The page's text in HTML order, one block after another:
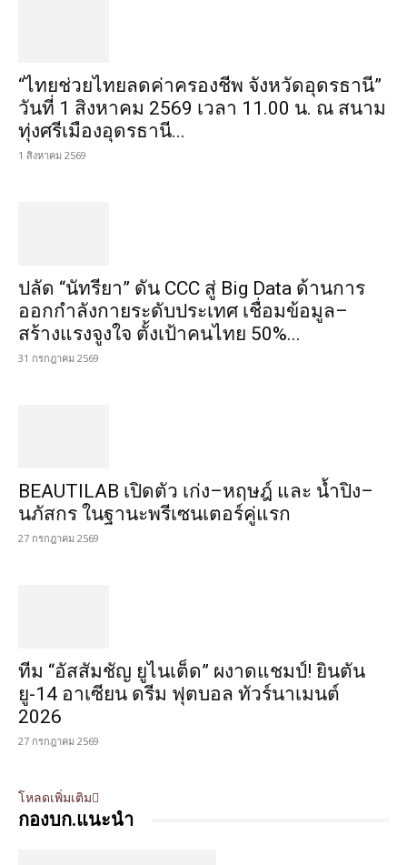
“ไทยช่วยไทยลดค่าครองชีพ จังหวัดอุดรธานี”
วันที่ 1 สิงหาคม 2569 เวลา 11.00 น. ณ สนาม
ทุ่งศรีเมืองอุดรธานี...
1 สิงหาคม 2569
ปลัด “นัทรียา” ดัน CCC สู่ Big Data ด้านการ
ออกกำลังกายระดับประเทศ เชื่อมข้อมูล–
สร้างแรงจูงใจ ตั้งเป้าคนไทย 50%...
31 กรกฎาคม 2569
BEAUTILAB เปิดตัว เก่ง–หฤษฎ์ และ น้ำปิง–
นภัสกร ในฐานะพรีเซนเตอร์คู่แรก
27 กรกฎาคม 2569
ทีม “อัสสัมชัญ ยูไนเต็ด” ผงาดแชมป์! ยินตัน
ยู-14 อาเซียน ดรีม ฟุตบอล ทัวร์นาเมนต์
2026
27 กรกฎาคม 2569
โหลดเพิ่มเติม
กองบก.แนะนำ